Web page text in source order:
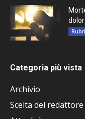
Categoria più vista
Archivio
Scelta del redattore